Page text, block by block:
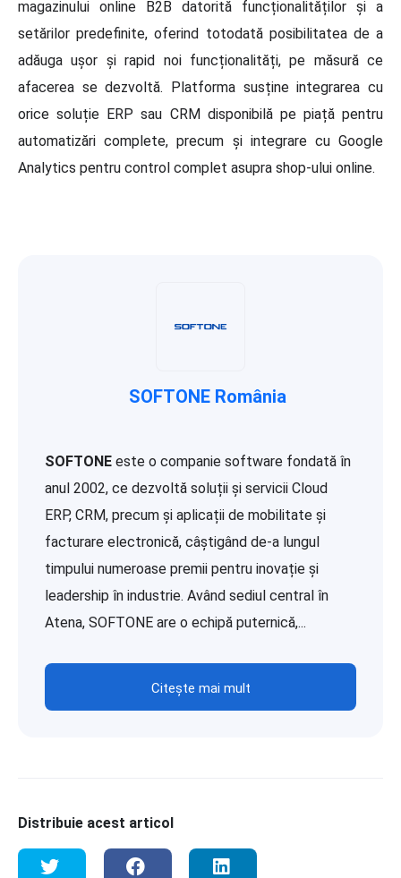
magazinului online B2B datorită funcționalităților și a
setărilor predefinite, oferind totodată posibilitatea de a
adăuga ușor și rapid noi funcționalități, pe măsură ce
afacerea se dezvoltă. Platforma susține integrarea cu
orice soluție ERP sau CRM disponibilă pe piață pentru
automatizări complete, precum și integrare cu Google
Analytics pentru control complet asupra shop-ului online.
SOFTONE România
SOFTONE este o companie software fondată în
anul 2002, ce dezvoltă soluții și servicii Cloud
ERP, CRM, precum și aplicații de mobilitate și
facturare electronică, câștigând de-a lungul
timpului numeroase premii pentru inovație și
leadership în industrie. Având sediul central în
Atena, SOFTONE are o echipă puternică,...
Citește mai mult
Distribuie acest articol